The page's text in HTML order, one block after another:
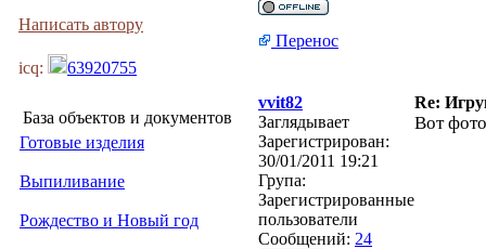
Написать автору
icq: 63920755
База объектов и документов
Готовые изделия
Выпиливание
Рождество и Новый год
Перенос
vvit82
Re:
Заглядывает
Зарегистрирован:
30/01/2011 19:21
Група:
Зарегистрированные
пользователи
Сообщений: 24
Вот фото